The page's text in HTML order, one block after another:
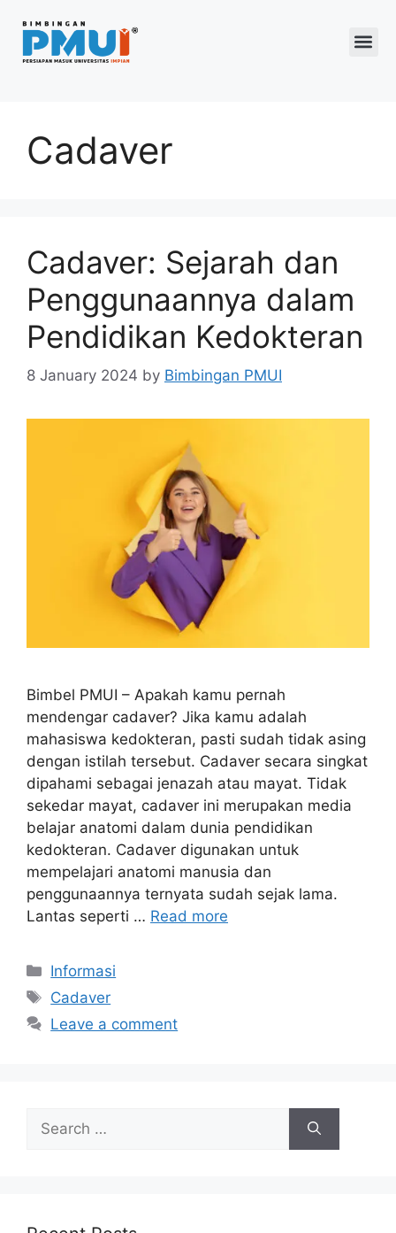
Cadaver
Cadaver: Sejarah dan
Penggunaannya dalam
Pendidikan Kedokteran
8 January 2024 by Bimbingan PMUI
Bimbel PMUI – Apakah kamu pernah
mendengar cadaver? Jika kamu adalah
mahasiswa kedokteran, pasti sudah tidak asing
dengan istilah tersebut. Cadaver secara singkat
dipahami sebagai jenazah atau mayat. Tidak
sekedar mayat, cadaver ini merupakan media
belajar anatomi dalam dunia pendidikan
kedokteran. Cadaver digunakan untuk
mempelajari anatomi manusia dan
penggunaannya ternyata sudah sejak lama.
Lantas seperti … Read more
Informasi
Cadaver
Leave a comment